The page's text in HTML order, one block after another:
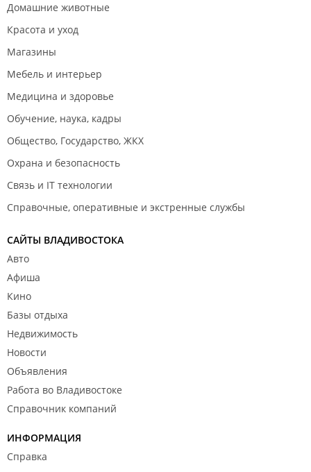
Домашние животные
Красота и уход
Магазины
Мебель и интерьер
Медицина и здоровье
Обучение, наука, кадры
Общество, Государство, ЖКХ
Охрана и безопасность
Связь и IT технологии
Справочные, оперативные и экстренные службы
САЙТЫ ВЛАДИВОСТОКА
Авто
Афиша
Кино
Базы отдыха
Недвижимость
Новости
Объявления
Работа во Владивостоке
Справочник компаний
ИНФОРМАЦИЯ
Справка